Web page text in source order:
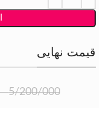
قیمت نهایی
5/200/000